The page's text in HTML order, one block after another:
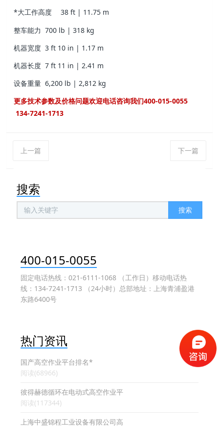
*大工作高度
38 ft | 11.75 m
整车能力 700 lb | 318 kg
机器宽度 3 ft 10 in | 1.17 m
机器长度 7 ft 11 in | 2.41 m
设备重量 6,200 lb | 2,812 kg
更多技术参数及价格问题欢迎电话咨询我们400-015-0055
134-7241-1713
上一篇 下一篇
搜索
搜索
400-015-0055
固定电话热线：021-6111-1068 （工作日）移动电话热
线：134-7241-1713 （24小时）总部地址：上海青浦盈港
东路6400号
热门资讯
国产高空作业平台排名*
阅读(68966)
彼得赫德循环在电动式高空作业平
阅读(117344)
上海中盛锦程工业设备有限公司高